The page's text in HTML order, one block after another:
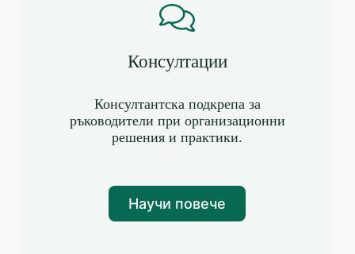
Консултации
Консултантска подкрепа за
ръководители при организационни
решения и практики.
Научи повече